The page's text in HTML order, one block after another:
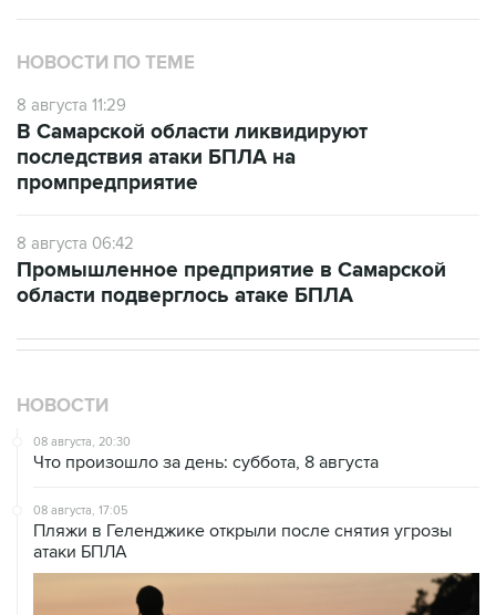
НОВОСТИ ПО ТЕМЕ
8 августа 11:29
В Самарской области ликвидируют
последствия атаки БПЛА на
промпредприятие
8 августа 06:42
Промышленное предприятие в Самарской
области подверглось атаке БПЛА
НОВОСТИ
08 августа, 20:30
Что произошло за день: суббота, 8 августа
08 августа, 17:05
Пляжи в Геленджике открыли после снятия угрозы
атаки БПЛА